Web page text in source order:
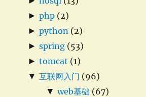
► php (2)
► python (2)
► spring (53)
► tomcat (1)
▼ 互联网入门 (96)
▼ web基础 (67)